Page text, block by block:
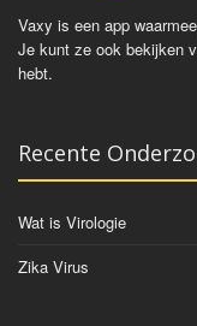
Vaxy is een app
Je kunt ze ook bekijken
hebt.
Recente
Wat is Virologie
Zika Virus